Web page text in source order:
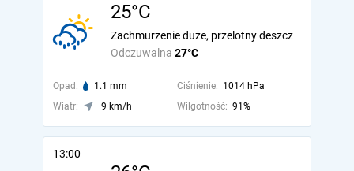
25°C
Odczuwalna 27°C
Zachmurzenie duże, przelotny deszcz
Opad: 1.1 mm Ciśnienie: 1014 hPa
Wiatr:
9 km/h Wilgotność: 91%
13:00